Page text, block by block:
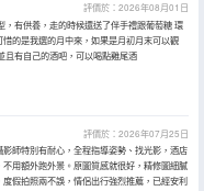
評價於：2026年08月01日
，有供養，走的時候還送了伴手禮跟葡萄糖 環
的是我選的月中來，如果是月初月末可以觀
且有自己的酒吧，可以喝點雞尾酒
評價於：2026年07月25日
師特別有耐心，全程指導姿勢、找光影，酒店
用額外跑外景。原圖質感就很好，精修圖細膩
假拍照兩不誤，情侶出行強烈推薦，已經安利